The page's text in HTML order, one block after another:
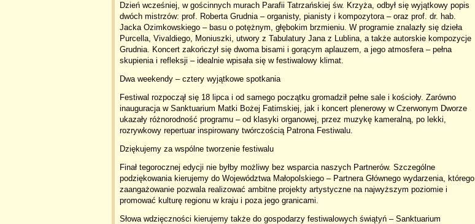
Dzień wcześniej, w gościnnych murach Parafii Tatrzańskiej św. Krzyża, odbył się wyjątkowy popis
dwóch mistrzów: prof. Roberta Grudnia – organisty, pianisty i kompozytora – oraz prof. dr. hab.
Jacka Ozimkowskiego – basu o potężnym, głębokim brzmieniu. W programie znalazły się dzieła
Purcella, Vivaldiego, Moniuszki, utwory z Tabulatury Jana z Lublina, a także autorskie kompozycje
Grudnia. Koncert zakończył się dwoma bisami i gorącym aplauzem, a jego atmosfera – pełna
skupienia i refleksji – idealnie wpisała się w festiwalowy klimat.
Dwa weekendy – cztery wyjątkowe spotkania
Festiwal rozpoczął się 18 lipca i od samego początku gromadził pełne sale i kościoły. Zarówno
inauguracja w Sanktuarium Matki Bożej Fatimskiej, jak i koncert plenerowy w Czerwonym Dworze
ukazały różnorodność programu – od klasyki organowej, przez muzykę kameralną, po lekki,
rozrywkowy repertuar inspirowany twórczością Patrona Festiwalu.
Dziękujemy za wspólne tworzenie festiwalu
Finał tegorocznej edycji nie byłby możliwy bez wsparcia naszych Partnerów. Szczególne
podziękowania kierujemy do Województwa Małopolskiego – Partnera Głównego wydarzenia, którego
zaangażowanie pozwala realizować ambitne projekty artystyczne na najwyższym poziomie i
promować kulturę regionu w kraju i poza jego granicami.
Słowa wdzięczności kierujemy także do gospodarzy festiwalowych świątyń – Sanktuarium